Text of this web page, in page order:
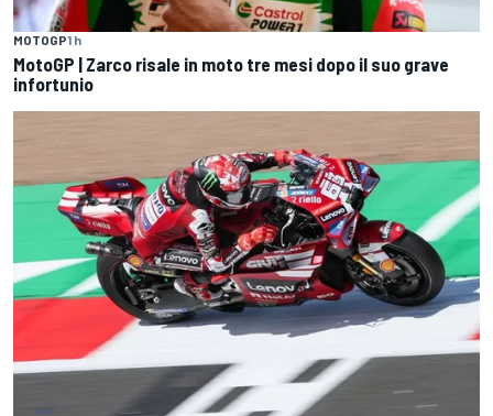
MOTOGP1 h
MotoGP | Zarco risale in moto tre mesi dopo il suo grave
infortunio